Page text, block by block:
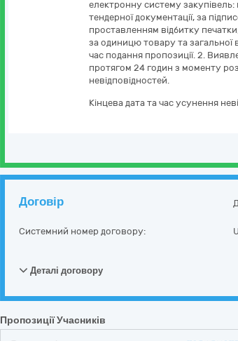
електронну систему
тендерної документації, за
проставленням відбитку
за одиницю товару та загальної
час подання пропозиції. 2.
протягом 24 годин з моменту
невідповідностей.
Кінцева дата та час усунення
Договір
Системний номер договору:
Деталі договору
Пропозиції Учасників